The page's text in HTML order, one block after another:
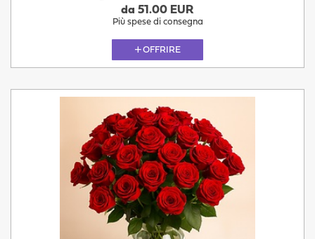
da 51.00 EUR
Più spese di consegna
OFFRIRE